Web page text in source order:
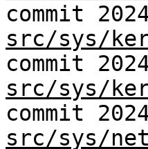
commit
src/sys/
commit
src/sys/
commit
src/sys/